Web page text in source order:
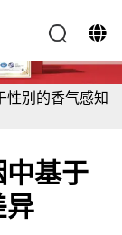
性别的香气感知
基于
异